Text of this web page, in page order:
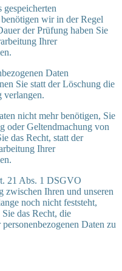
wir in der Regel
der Prüfung haben Sie
Ihrer
Daten
Sie statt der Löschung die
verlangen.
nicht mehr benötigen, Sie
oder Geltendmachung von
das Recht, statt der
Ihrer
21 Abs. 1 DSGVO
zwischen Ihren und unseren
noch nicht feststeht,
das Recht, die
Daten zu